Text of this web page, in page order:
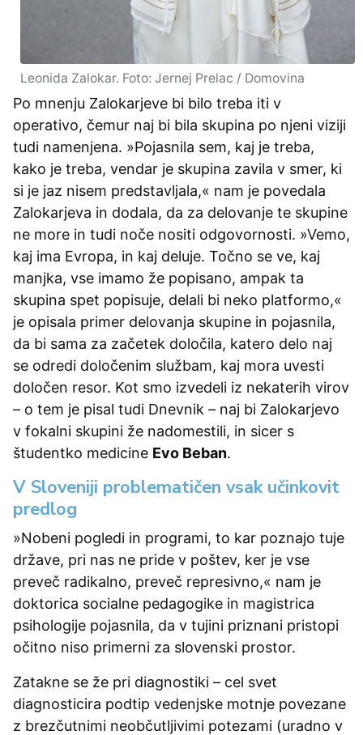
Leonida Zalokar. Foto: Jernej Prelac / Domovina
Po mnenju Zalokarjeve bi bilo treba iti v
operativo, čemur naj bi bila skupina po njeni viziji
tudi namenjena. »Pojasnila sem, kaj je treba,
kako je treba, vendar je skupina zavila v smer, ki
si je jaz nisem predstavljala,« nam je povedala
Zalokarjeva in dodala, da za delovanje te skupine
ne more in tudi noče nositi odgovornosti. »Vemo,
kaj ima Evropa, in kaj deluje. Točno se ve, kaj
manjka, vse imamo že popisano, ampak ta
skupina spet popisuje, delali bi neko platformo,«
je opisala primer delovanja skupine in pojasnila,
da bi sama za začetek določila, katero delo naj
se odredi določenim službam, kaj mora uvesti
določen resor. Kot smo izvedeli iz nekaterih virov
– o tem je pisal tudi Dnevnik – naj bi Zalokarjevo
v fokalni skupini že nadomestili, in sicer s
študentko medicine Evo Beban.
V Sloveniji problematičen vsak učinkovit
predlog
»Nobeni pogledi in programi, to kar poznajo tuje
države, pri nas ne pride v poštev, ker je vse
preveč radikalno, preveč represivno,« nam je
doktorica socialne pedagogike in magistrica
psihologije pojasnila, da v tujini priznani pristopi
očitno niso primerni za slovenski prostor.
Zatakne se že pri diagnostiki – cel svet
diagnosticira podtip vedenjske motnje povezane
z brezčutnimi neobčutljivimi potezami (uradno v